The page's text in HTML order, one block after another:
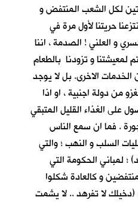
لكل الشعب المنتفض و
حريتنا لأول مرة في
و العلني ! الصدمة ، اننا
و تزودنا بالطعام
الخدمات الاخرى. بل لا يوجد
من دولة اجنبية ، او اذا
على الغذاء القليل المتبقي
. فما ان سمع الناس
السلب و النهب ؛ والتي
؛ لمباني الحكومة التي
و كالعادة شكلوا
(دخيلك لا تفرهد .. لا يشمت